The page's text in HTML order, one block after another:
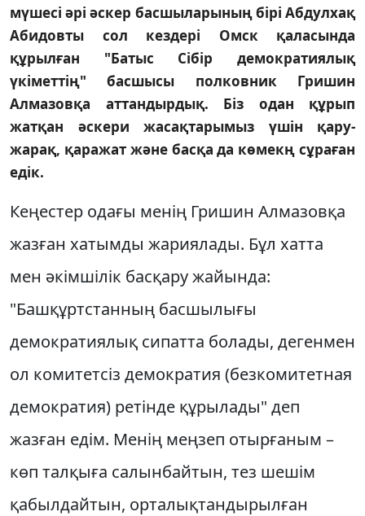
мүшесi әрi әскер басшыларының бiрi Абдулхақ
Абидовты сол кездерi Омск қаласында
құрылған "Батыс Сiбiр демократиялық
үкiметтiң" басшысы полковник Гришин
Алмазовқа аттандырдық. Бiз одан құрып
жатқан әскери жасақтарымыз үшiн қару-
жарақ, қаражат және басқа да көмекң сұраған
едiк.
Кеңестер одағы менiң Гришин Алмазовқа
жазған хатымды жариялады. Бұл хатта
мен әкiмшiлiк басқару жайында:
"Башқұртстанның басшылығы
демократиялық сипатта болады, дегенмен
ол комитетсiз демократия (безкомитетная
демократия) ретiнде құрылады" деп
жазған едiм. Менiң меңзеп отырғаным –
көп талқыға салынбайтын, тез шешiм
қабылдайтын, орталықтандырылған